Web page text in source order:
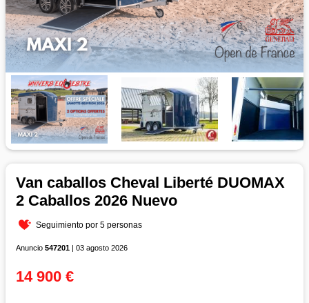
Van caballos Cheval Liberté DUOMAX
2 Caballos 2026 Nuevo
Seguimiento por 5 personas
Anuncio 547201 | 03 agosto 2026
14 900 €